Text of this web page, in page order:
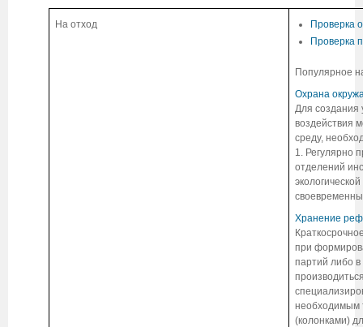
На отход
Проверка
Проверка
Популярное
Охрана
Для создания
воздействия
среду,
1. Регулярно
отделений
Хранение
при
партий либо
необходимым
(колонками)